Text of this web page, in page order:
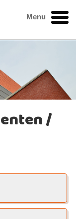
Menu
/